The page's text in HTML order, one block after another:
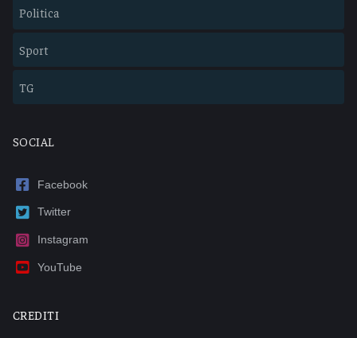
Politica
Sport
TG
SOCIAL
Facebook
Twitter
Instagram
YouTube
CREDITI